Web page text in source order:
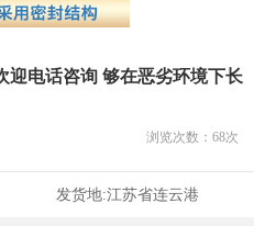
迎电话咨询 够在恶劣环境下长
浏览次数： 68次
发货地:江苏省连云港